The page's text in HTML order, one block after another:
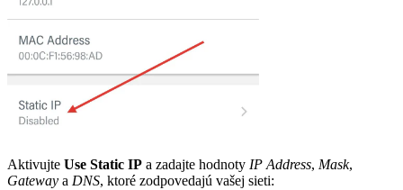
Aktivujte Use Static IP a zadajte hodnoty IP Address, Mask,
Gateway a DNS, ktoré zodpovedajú vašej sieti: